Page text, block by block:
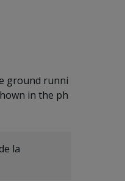
ground runni
in the ph
la